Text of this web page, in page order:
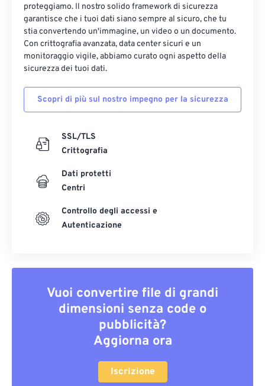
proteggiamo. Il nostro solido framework di sicurezza
garantisce che i tuoi dati siano sempre al sicuro, che tu
stia convertendo un'immagine, un video o un documento.
Con crittografia avanzata, data center sicuri e un
monitoraggio vigile, abbiamo curato ogni aspetto della
sicurezza dei tuoi dati.
Scopri di più sul nostro impegno per la sicurezza
SSL/TLS
Crittografia
Dati protetti
Centri
Controllo degli accessi e
Autenticazione
Vuoi convertire file di grandi
dimensioni senza code o
pubblicità?
Aggiorna ora
Iscrizione